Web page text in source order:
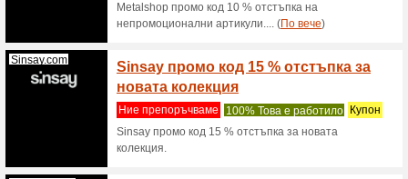
Parfumi-Shop...
Код